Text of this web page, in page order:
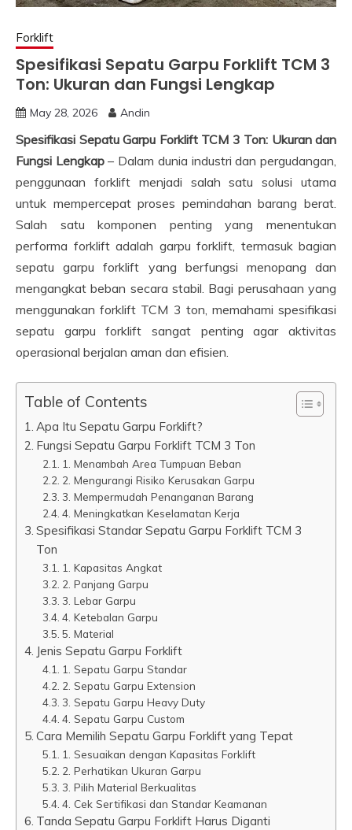
Forklift
Spesifikasi Sepatu Garpu Forklift TCM 3
Ton: Ukuran dan Fungsi Lengkap
May 28, 2026 Andin
Spesifikasi Sepatu Garpu Forklift TCM 3 Ton: Ukuran dan
Fungsi Lengkap– Dalam dunia industri dan pergudangan,
penggunaan forklift menjadi salah satu solusi utama
untuk mempercepat proses pemindahan barang berat.
Salah satu komponen penting yang menentukan
performa forklift adalah garpu forklift, termasuk bagian
sepatu garpu forklift yang berfungsi menopang dan
mengangkat beban secara stabil. Bagi perusahaan yang
menggunakan forklift TCM 3 ton, memahami spesifikasi
sepatu garpu forklift sangat penting agar aktivitas
operasional berjalan aman dan efisien.
Table of Contents
Apa Itu Sepatu Garpu Forklift?
Fungsi Sepatu Garpu Forklift TCM 3 Ton
1. Menambah Area Tumpuan Beban
2. Mengurangi Risiko Kerusakan Garpu
3. Mempermudah Penanganan Barang
4. Meningkatkan Keselamatan Kerja
Spesifikasi Standar Sepatu Garpu Forklift TCM 3
Ton
1. Kapasitas Angkat
2. Panjang Garpu
3. Lebar Garpu
4. Ketebalan Garpu
5. Material
Jenis Sepatu Garpu Forklift
1. Sepatu Garpu Standar
2. Sepatu Garpu Extension
3. Sepatu Garpu Heavy Duty
4. Sepatu Garpu Custom
Cara Memilih Sepatu Garpu Forklift yang Tepat
1. Sesuaikan dengan Kapasitas Forklift
2. Perhatikan Ukuran Garpu
3. Pilih Material Berkualitas
4. Cek Sertifikasi dan Standar Keamanan
Tanda Sepatu Garpu Forklift Harus Diganti